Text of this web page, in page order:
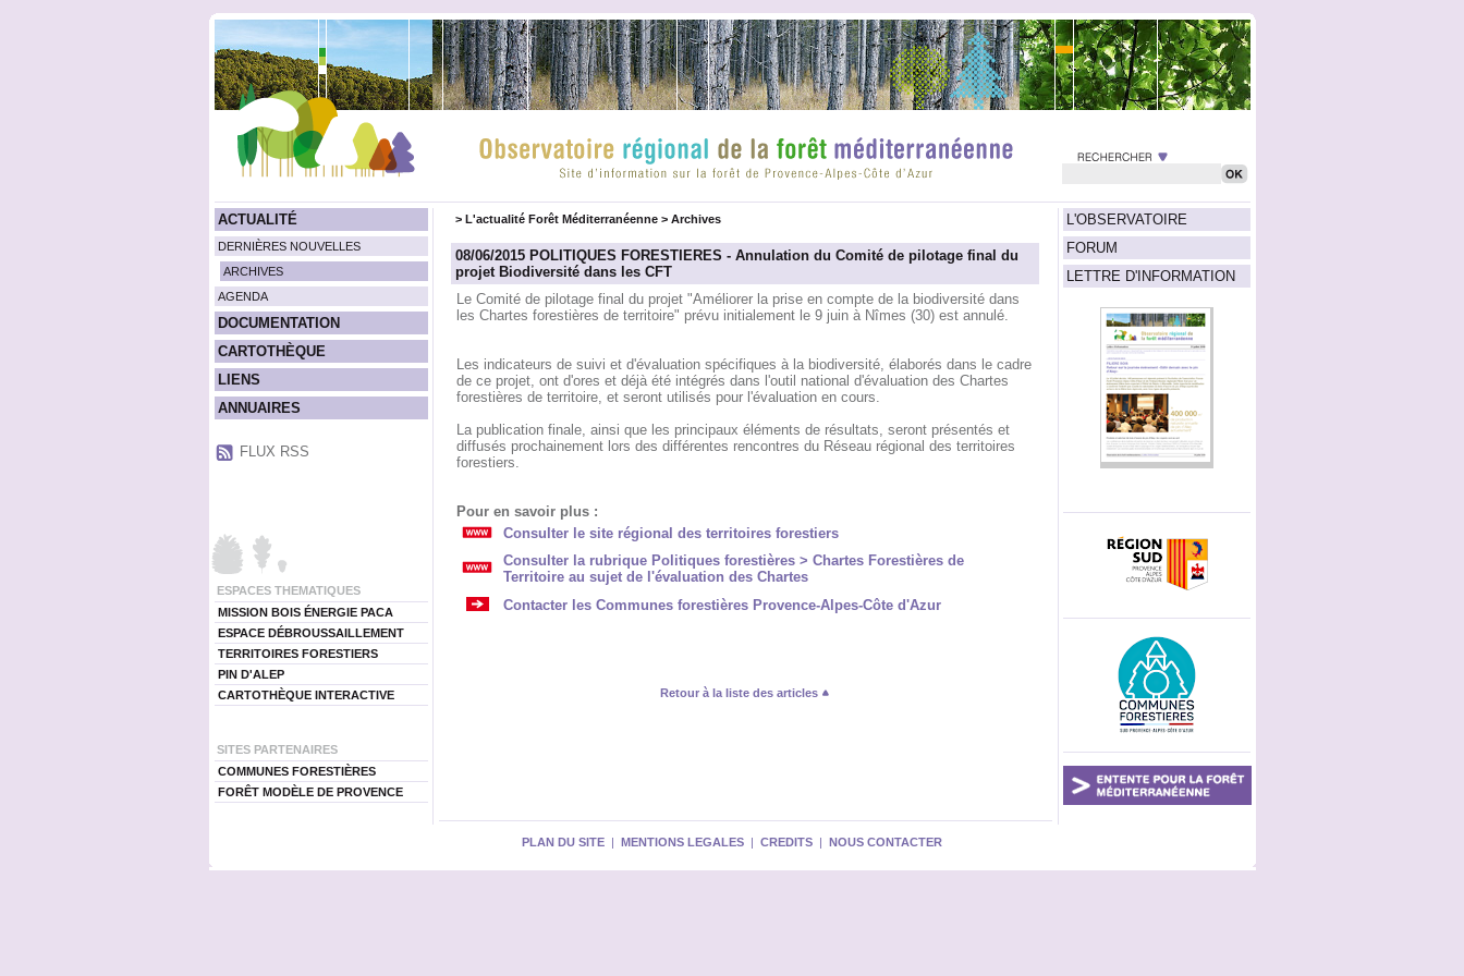
ACTUALITÉ
DERNIÈRES NOUVELLES
ARCHIVES
AGENDA
DOCUMENTATION
CARTOTHÈQUE
LIENS
ANNUAIRES
FLUX RSS
ESPACES THEMATIQUES
MISSION BOIS ÉNERGIE PACA
ESPACE DÉBROUSSAILLEMENT
TERRITOIRES FORESTIERS
PIN D'ALEP
CARTOTHÈQUE INTERACTIVE
SITES PARTENAIRES
COMMUNES FORESTIÈRES
FORÊT MODÈLE DE PROVENCE
L'OBSERVATOIRE
FORUM
LETTRE D'INFORMATION
> L'actualité Forêt Méditerranéenne> Archives
08/06/2015 POLITIQUES FORESTIERES - Annulation du Comité de pilotage final du
projet Biodiversité dans les CFT
Le Comité de pilotage final du projet "Améliorer la prise en compte de la biodiversité dans
les Chartes forestières de territoire" prévu initialement le 9 juin à Nîmes (30) est annulé.
Les indicateurs de suivi et d'évaluation spécifiques à la biodiversité, élaborés dans le cadre
de ce projet, ont d'ores et déjà été intégrés dans l'outil national d'évaluation des Chartes
forestières de territoire, et seront utilisés pour l'évaluation en cours.
La publication finale, ainsi que les principaux éléments de résultats, seront présentés et
diffusés prochainement lors des différentes rencontres du Réseau régional des territoires
forestiers.
Pour en savoir plus :
Consulter le site régional des territoires forestiers
Consulter la rubrique Politiques forestières > Chartes Forestières de
Territoire au sujet de l'évaluation des Chartes
Contacter les Communes forestières Provence-Alpes-Côte d'Azur
Retour à la liste des articles
PLAN DU SITE | MENTIONS LEGALES | CREDITS | NOUS CONTACTER